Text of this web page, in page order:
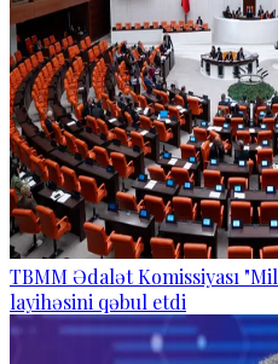
TBMM Ədalət Komissiyası
layihəsini qəbul etdi